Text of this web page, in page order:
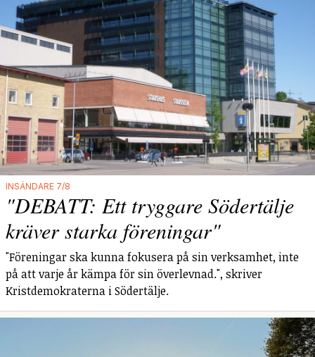
INSÄNDARE 7/8
"DEBATT: Ett tryggare Södertälje
kräver starka föreningar"
"Föreningar ska kunna fokusera på sin verksamhet, inte
på att varje år kämpa för sin överlevnad.", skriver
Kristdemokraterna i Södertälje.